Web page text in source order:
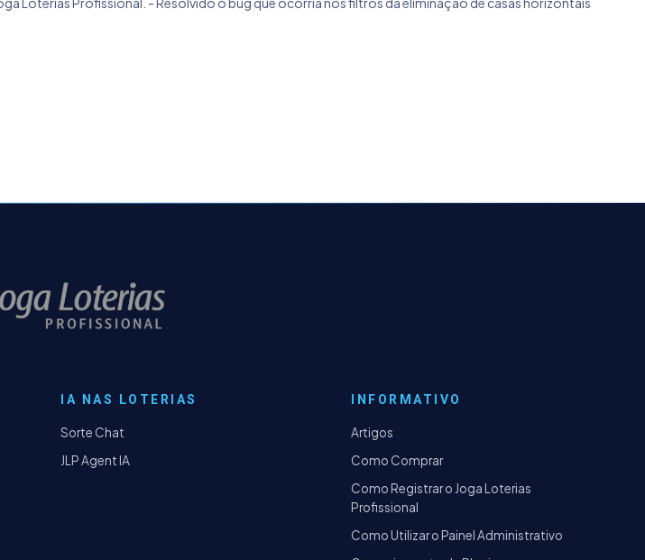
IA NAS LOTERIAS
Sorte Chat
JLP Agent IA
INFORMATIVO
Artigos
Como Comprar
Como Registrar o Joga Loterias
Profissional
Como Utilizar o Painel Administrativo